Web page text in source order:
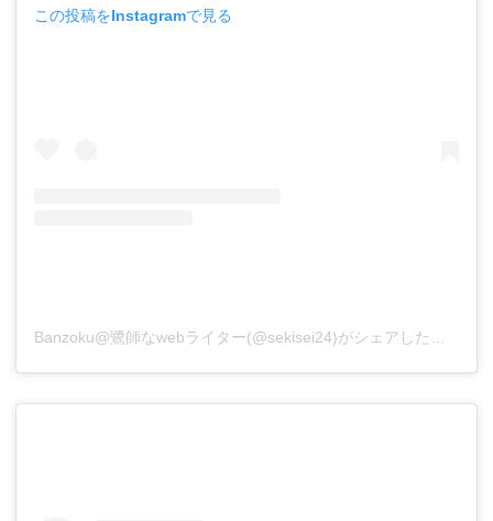
この投稿をInstagramで見る
Banzoku@鷺師なwebライター(@sekisei24)がシェアした投稿